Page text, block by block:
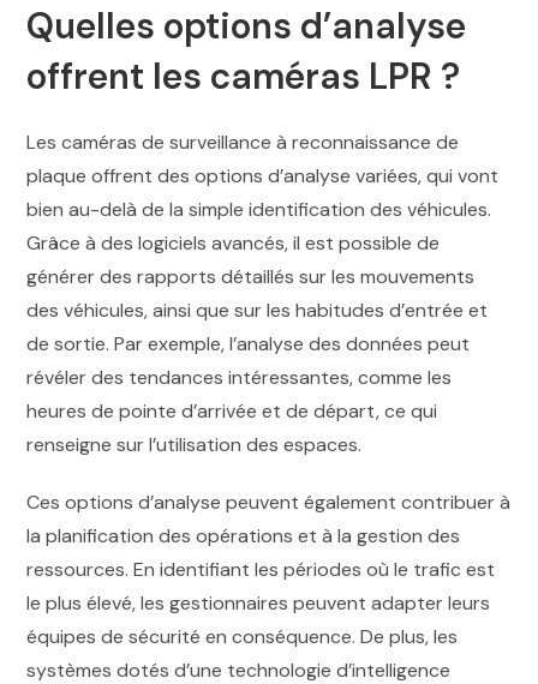
Quelles options d’analyse
offrent les caméras LPR ?
Les caméras de surveillance à reconnaissance de
plaque offrent des options d’analyse variées, qui vont
bien au-delà de la simple identification des véhicules.
Grâce à des logiciels avancés, il est possible de
générer des rapports détaillés sur les mouvements
des véhicules, ainsi que sur les habitudes d’entrée et
de sortie. Par exemple, l’analyse des données peut
révéler des tendances intéressantes, comme les
heures de pointe d’arrivée et de départ, ce qui
renseigne sur l’utilisation des espaces.
Ces options d’analyse peuvent également contribuer à
la planification des opérations et à la gestion des
ressources. En identifiant les périodes où le trafic est
le plus élevé, les gestionnaires peuvent adapter leurs
équipes de sécurité en conséquence. De plus, les
systèmes dotés d’une technologie d’intelligence